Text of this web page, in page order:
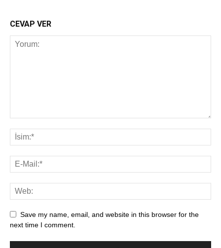
CEVAP VER
Save my name, email, and website in this browser for the
next time I comment.